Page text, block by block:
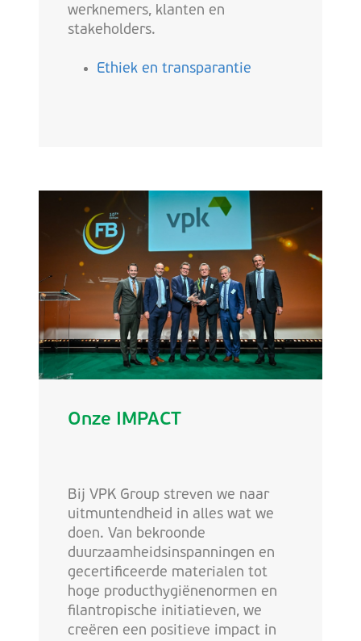
werknemers, klanten en
stakeholders.
Ethiek en transparantie
Onze IMPACT
Bij VPK Group streven we naar
uitmuntendheid in alles wat we
doen. Van bekroonde
duurzaamheidsinspanningen en
gecertificeerde materialen tot
hoge producthygiënenormen en
filantropische initiatieven, we
creëren een positieve impact in